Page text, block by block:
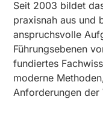
Seit 2003 bildet
praxisnah aus und
anspruchsvolle
Führungsebenen
fundiertes
moderne
Anforderungen